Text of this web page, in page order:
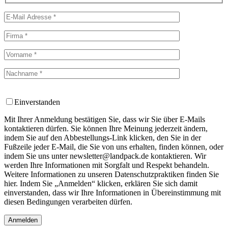
Einverstanden
Mit Ihrer Anmeldung bestätigen Sie, dass wir Sie über E-Mails
kontaktieren dürfen. Sie können Ihre Meinung jederzeit ändern,
indem Sie auf den Abbestellungs-Link klicken, den Sie in der
Fußzeile jeder E-Mail, die Sie von uns erhalten, finden können, oder
indem Sie uns unter newsletter@landpack.de kontaktieren. Wir
werden Ihre Informationen mit Sorgfalt und Respekt behandeln.
Weitere Informationen zu unseren Datenschutzpraktiken finden Sie
hier. Indem Sie „Anmelden“ klicken, erklären Sie sich damit
einverstanden, dass wir Ihre Informationen in Übereinstimmung mit
diesen Bedingungen verarbeiten dürfen.